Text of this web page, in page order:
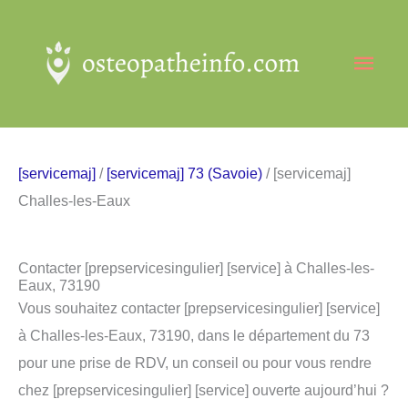
contenu
[servicemaj] / [servicemaj] 73 (Savoie) / [servicemaj]
Challes-les-Eaux
Contacter [prepservicesingulier] [service] à Challes-les-
Eaux, 73190
Vous souhaitez contacter [prepservicesingulier] [service]
à Challes-les-Eaux, 73190, dans le département du 73
pour une prise de RDV, un conseil ou pour vous rendre
chez [prepservicesingulier] [service] ouverte aujourd’hui ?